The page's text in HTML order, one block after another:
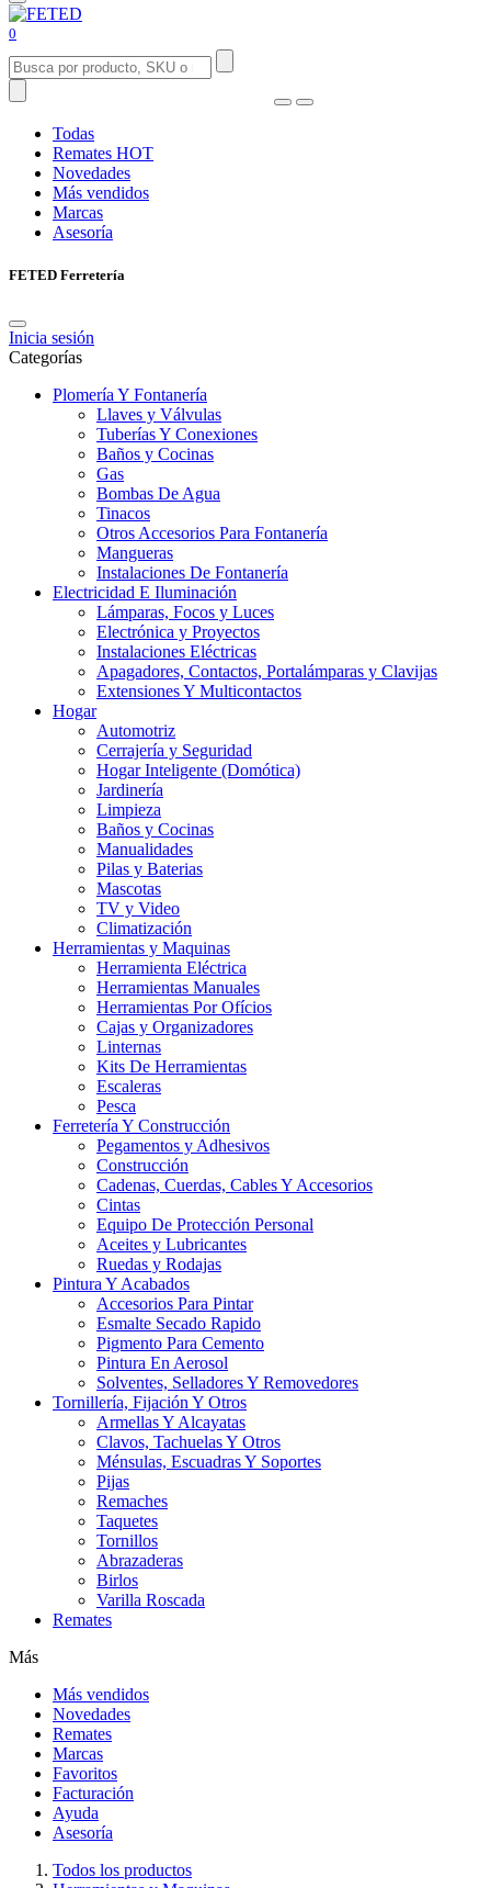
0
Todas
Remates HOT
Novedades
Más vendidos
Marcas
Asesoría
FETED Ferretería
Inicia sesión
Categorías
Plomería Y Fontanería
Llaves y Válvulas
Tuberías Y Conexiones
Baños y Cocinas
Gas
Bombas De Agua
Tinacos
Otros Accesorios Para Fontanería
Mangueras
Instalaciones De Fontanería
Electricidad E Iluminación
Lámparas, Focos y Luces
Electrónica y Proyectos
Instalaciones Eléctricas
Apagadores, Contactos, Portalámparas y Clavijas
Extensiones Y Multicontactos
Hogar
Automotriz
Cerrajería y Seguridad
Hogar Inteligente (Domótica)
Jardinería
Limpieza
Baños y Cocinas
Manualidades
Pilas y Baterias
Mascotas
TV y Video
Climatización
Herramientas y Maquinas
Herramienta Eléctrica
Herramientas Manuales
Herramientas Por Ofícios
Cajas y Organizadores
Linternas
Kits De Herramientas
Escaleras
Pesca
Ferretería Y Construcción
Pegamentos y Adhesivos
Construcción
Cadenas, Cuerdas, Cables Y Accesorios
Cintas
Equipo De Protección Personal
Aceites y Lubricantes
Ruedas y Rodajas
Pintura Y Acabados
Accesorios Para Pintar
Esmalte Secado Rapido
Pigmento Para Cemento
Pintura En Aerosol
Solventes, Selladores Y Removedores
Tornillería, Fijación Y Otros
Armellas Y Alcayatas
Clavos, Tachuelas Y Otros
Ménsulas, Escuadras Y Soportes
Pijas
Remaches
Taquetes
Tornillos
Abrazaderas
Birlos
Varilla Roscada
Remates
Más
Más vendidos
Novedades
Remates
Marcas
Favoritos
Facturación
Ayuda
Asesoría
Todos los productos